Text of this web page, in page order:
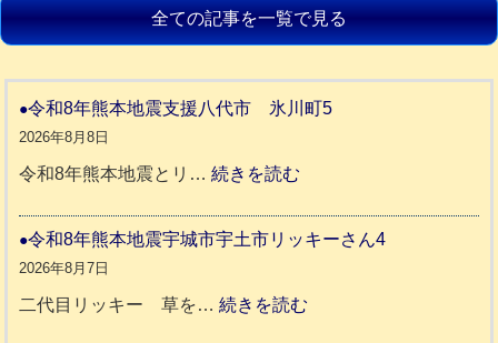
全ての記事を一覧で見る
令和8年熊本地震支援八代市 氷川町5
2026年8月8日
令和8年熊本地震とリ…続きを読む
和
年
令和8年熊本地震宇城市宇土市リッキーさん4
2026年8月7日
二代目リッキー 草を…続きを読む